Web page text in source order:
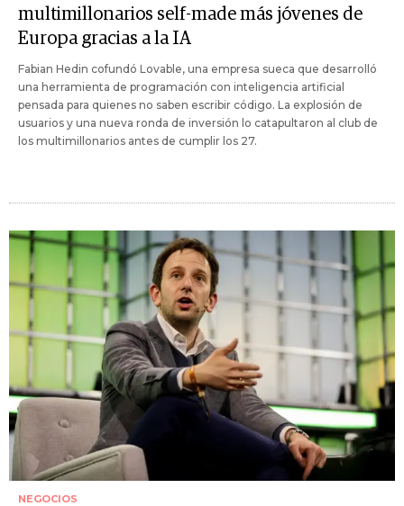
multimillonarios self-made más jóvenes de
Europa gracias a la IA
Fabian Hedin cofundó Lovable, una empresa sueca que desarrolló
una herramienta de programación con inteligencia artificial
pensada para quienes no saben escribir código. La explosión de
usuarios y una nueva ronda de inversión lo catapultaron al club de
los multimillonarios antes de cumplir los 27.
NEGOCIOS